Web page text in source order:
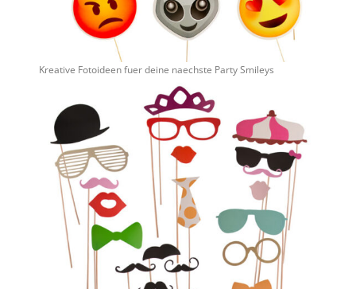
Kreative Fotoideen fuer deine naechste Party Smileys